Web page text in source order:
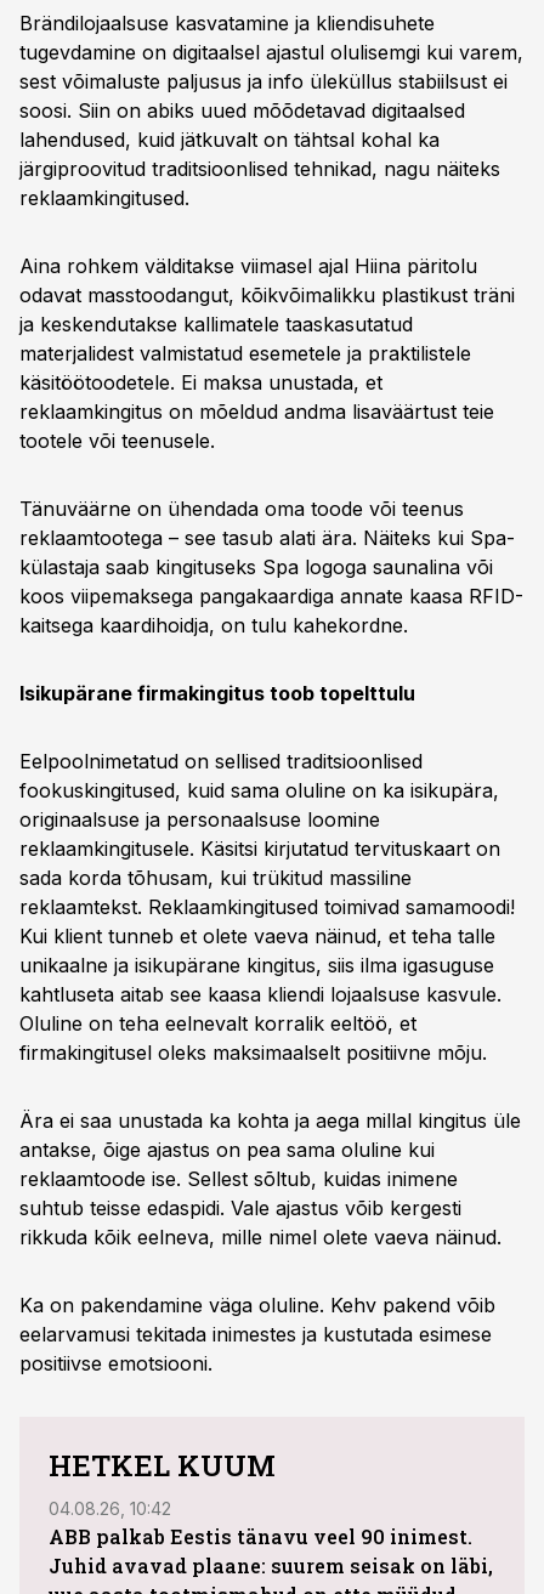
Brändilojaalsuse kasvatamine ja kliendisuhete
tugevdamine on digitaalsel ajastul olulisemgi kui varem,
sest võimaluste paljusus ja info üleküllus stabiilsust ei
soosi. Siin on abiks uued mõõdetavad digitaalsed
lahendused, kuid jätkuvalt on tähtsal kohal ka
järgiproovitud traditsioonlised tehnikad, nagu näiteks
reklaamkingitused.
Aina rohkem välditakse viimasel ajal Hiina päritolu
odavat masstoodangut, kõikvõimalikku plastikust träni
ja keskendutakse kallimatele taaskasutatud
materjalidest valmistatud esemetele ja praktilistele
käsitöötoodetele. Ei maksa unustada, et
reklaamkingitus on mõeldud andma lisaväärtust teie
tootele või teenusele.
Tänuväärne on ühendada oma toode või teenus
reklaamtootega – see tasub alati ära. Näiteks kui Spa-
külastaja saab kingituseks Spa logoga saunalina või
koos viipemaksega pangakaardiga annate kaasa RFID-
kaitsega kaardihoidja, on tulu kahekordne.
Isikupärane firmakingitus toob topelttulu
Eelpoolnimetatud on sellised traditsioonlised
fookuskingitused, kuid sama oluline on ka isikupära,
originaalsuse ja personaalsuse loomine
reklaamkingitusele. Käsitsi kirjutatud tervituskaart on
sada korda tõhusam, kui trükitud massiline
reklaamtekst. Reklaamkingitused toimivad samamoodi!
Kui klient tunneb et olete vaeva näinud, et teha talle
unikaalne ja isikupärane kingitus, siis ilma igasuguse
kahtluseta aitab see kaasa kliendi lojaalsuse kasvule.
Oluline on teha eelnevalt korralik eeltöö, et
firmakingitusel oleks maksimaalselt positiivne mõju.
Ära ei saa unustada ka kohta ja aega millal kingitus üle
antakse, õige ajastus on pea sama oluline kui
reklaamtoode ise. Sellest sõltub, kuidas inimene
suhtub teisse edaspidi. Vale ajastus võib kergesti
rikkuda kõik eelneva, mille nimel olete vaeva näinud.
Ka on pakendamine väga oluline. Kehv pakend võib
eelarvamusi tekitada inimestes ja kustutada esimese
positiivse emotsiooni.
HETKEL KUUM
04.08.26, 10:42
ABB palkab Eestis tänavu veel 90 inimest.
Juhid avavad plaane: suurem seisak on läbi,